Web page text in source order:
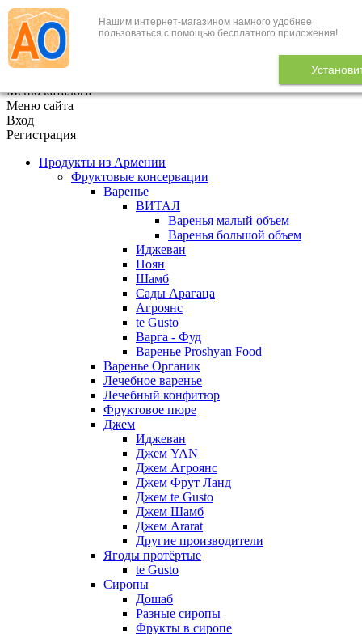
Нашим интернет-магазином намного удобнее
пользоваться с помощью бесплатного приложения!
+7 (495) 646-888-1
В корзине 0
Меню каталога
Меню сайта
Вход
Регистрация
Продукты из Армении
Фруктовые консервации
Варенье
ВИТАЛ
Варенья малый объем
Варенья большой объем
Иджеван
Ноян
Шамб
Сады Арагаца
Агроянс
te Gusto
Варга - Фуд
Варенье Proshyan Food
Варенье Органик
Лечебное варенье
Лечебный конфитюр
Фруктовое пюре
Джем
Иджеван
Джем YAN
Джем Агроянс
Джем Фрут Ланд
Джем te Gusto
Джем Шамб
Джем Ararat
Другие производители
Ягоды протёртые
te Gusto
Сиропы
Дошаб
Разные сиропы
Фрукты в сиропе